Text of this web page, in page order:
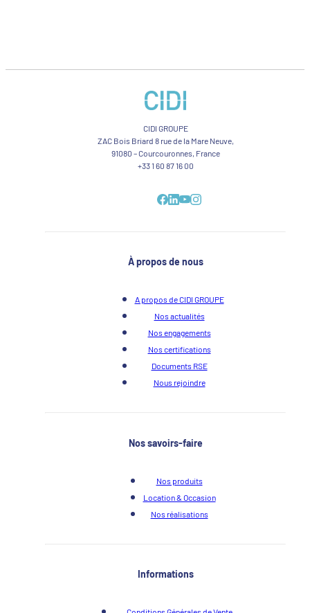
CIDI GROUPE
ZAC Bois Briard 8 rue de la Mare Neuve,
91080 – Courcouronnes, France
+33 1 60 87 16 00
À propos de nous
A propos de CIDI GROUPE
Nos actualités
Nos engagements
Nos certifications
Documents RSE
Nous rejoindre
Nos savoirs-faire
Nos produits
Location & Occasion
Nos réalisations
Informations